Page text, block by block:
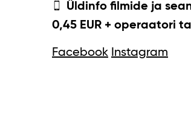
Üldinfo filmide ja
0,45 EUR + operaatori
Facebook Instagram